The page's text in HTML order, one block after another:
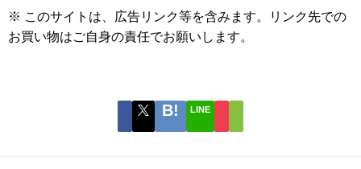
※ このサイトは、広告リンク等を含みます。リンク先での
お買い物はご自身の責任でお願いします。
LINE